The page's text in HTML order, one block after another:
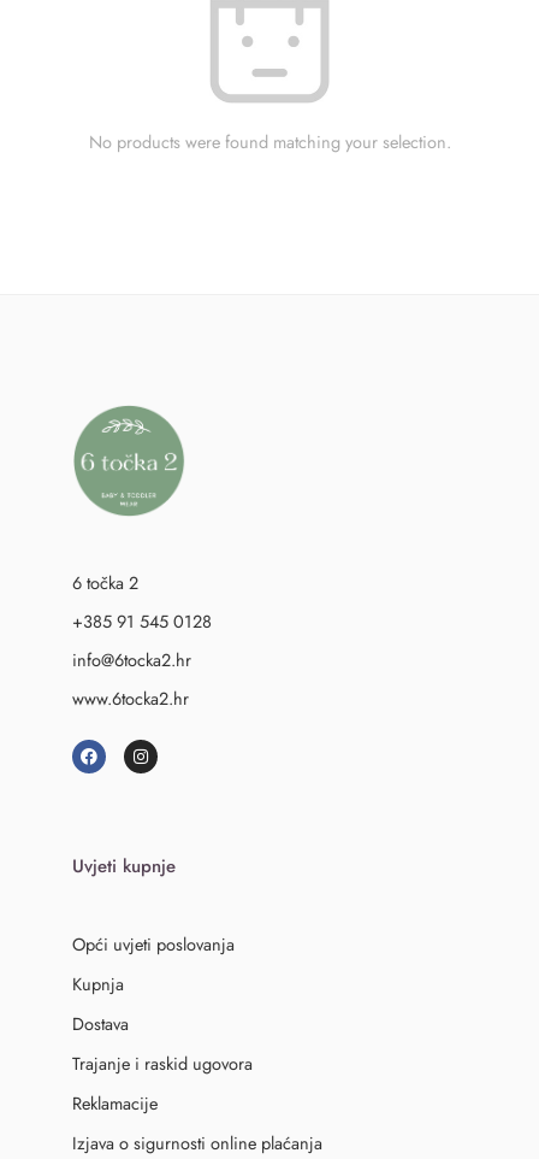
No products were found matching your selection.
6 točka 2
+385 91 545 0128
info@6tocka2.hr
www.6tocka2.hr
Uvjeti kupnje
Opći uvjeti poslovanja
Kupnja
Dostava
Trajanje i raskid ugovora
Reklamacije
Izjava o sigurnosti online plaćanja